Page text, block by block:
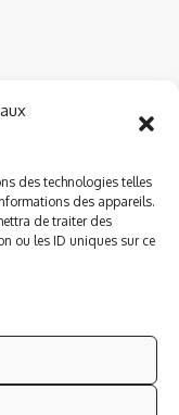
des technologies telles
des appareils.
de traiter des
ou les ID uniques sur ce